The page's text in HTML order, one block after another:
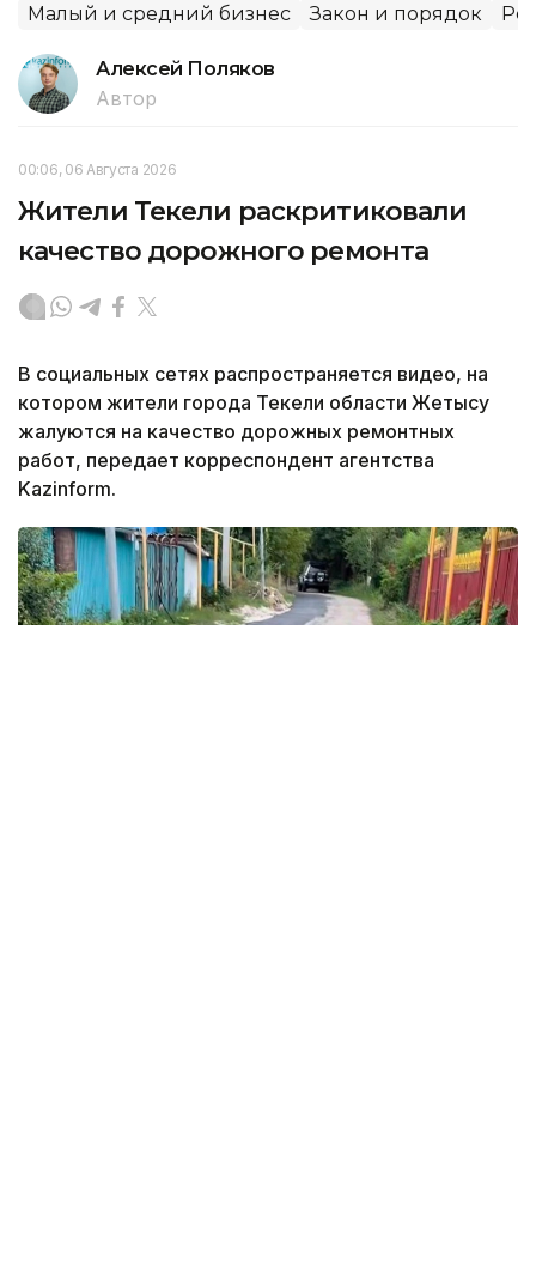
Малый и средний бизнес Закон и порядок
Алексей Поляков
Автор
00:06, 06 Августа 2026
Жители Текели раскритиковали
качество дорожного ремонта
В социальных сетях распространяется видео, на
котором жители города Текели области Жетысу
жалуются на качество дорожных ремонтных
работ, передает корреспондент агентства
Kazinform.